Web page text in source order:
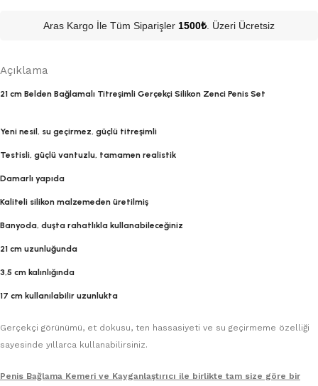
Aras Kargo İle Tüm Siparişler 1500₺ . Üzeri Ücretsiz
Açıklama
21 cm Belden Bağlamalı Titreşimli Gerçekçi Silikon Zenci Penis Set
Yeni nesil, su geçirmez, güçlü titreşimli
Testisli, güçlü vantuzlu, tamamen realistik
Damarlı yapıda
Kaliteli silikon malzemeden üretilmiş
Banyoda, duşta rahatlıkla kullanabileceğiniz
21 cm uzunluğunda
3,5 cm kalınlığında
17 cm kullanılabilir uzunlukta
Gerçekçi görünümü, et dokusu, ten hassasiyeti ve su geçirmeme özelliği
sayesinde yıllarca kullanabilirsiniz.
Penis Bağlama Kemeri ve Kayganlaştırıcı ile birlikte tam size göre bir